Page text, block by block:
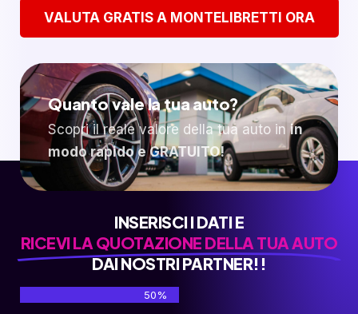
VALUTA GRATIS A MONTELIBRETTI ORA
Quanto vale la tua auto?
Scopri il reale valore della tua auto in in
modo rapido e GRATUITO!
INSERISCI I DATI E
RICEVI LA QUOTAZIONE DELLA TUA AUTO
DAI NOSTRI PARTNER!!
50%